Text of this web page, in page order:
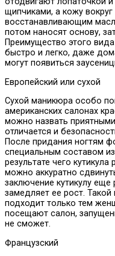
щипчиками, а кожу
восстанавливающим
потом наносят основу,
Преимущество этого
быстро и легко, даже
могут появиться
Европейский или сухой
Сухой маникюра особо
американских салонах
можно назвать
отличается и
После придания ногтям
специальным составом
результате чего
можно аккуратно
заключение кутикулу
замедляет ее рост.
подходит только тем
посещают салон,
не сможет.
Французский